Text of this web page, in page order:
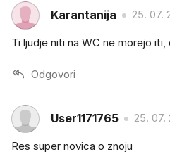
Karantanija 25. 07.
Ti ljudje niti na WC ne morejo iti,
Odgovori
User1171765 25. 07.
Res super novica o znoju